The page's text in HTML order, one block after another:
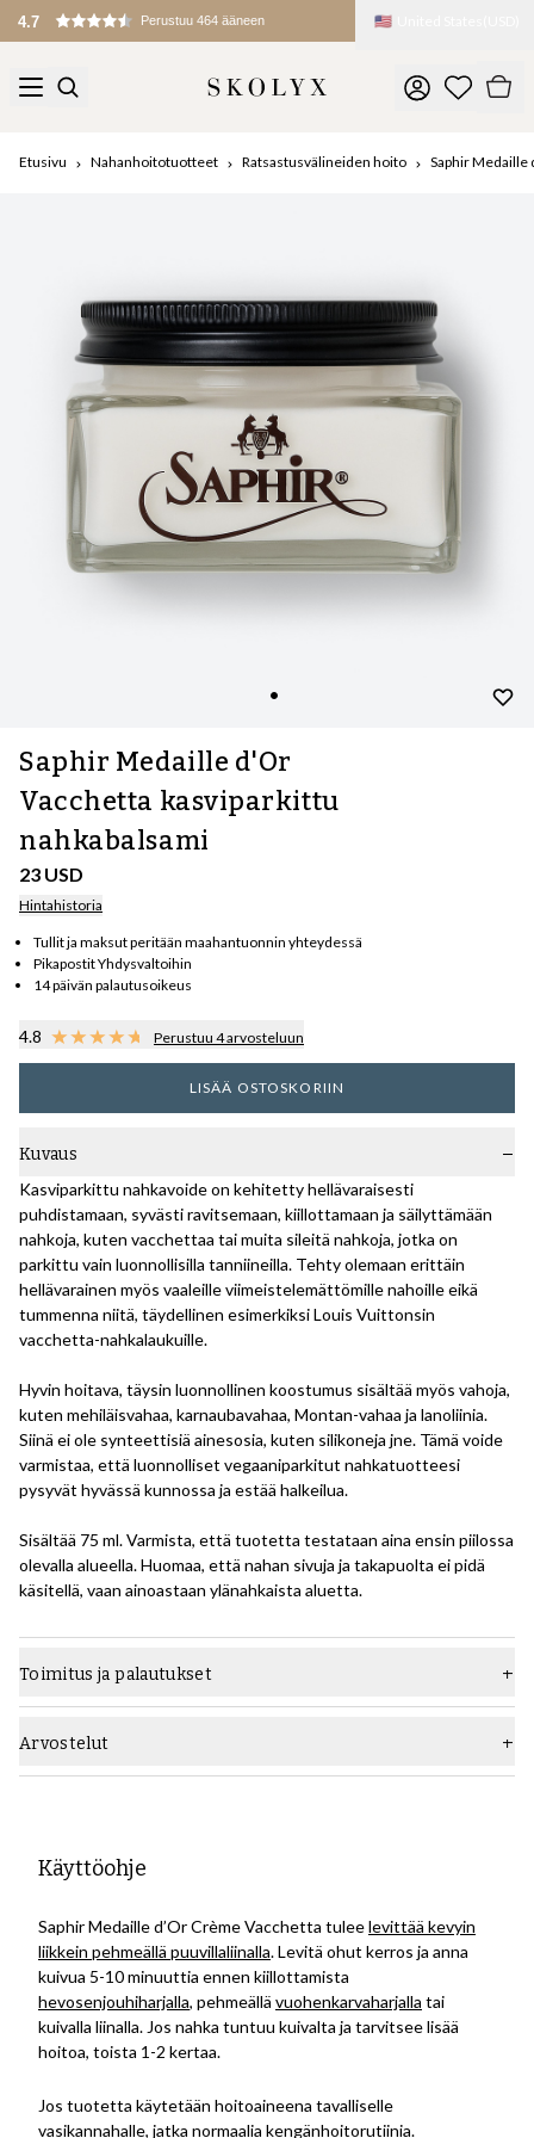
4.7 Perustuu 464 ääneen 🇺🇸
Etusivu Nahanhoitotuotteet Ratsastusvälineiden hoito Saphir Medaille
Saphir Medaille d'Or
Vacchetta kasviparkittu
nahkabalsami
23 USD
Hintahistoria
Tullit ja maksut peritään maahantuonnin yhteydessä
Pikapostit Yhdysvaltoihin
14 päivän palautusoikeus
4.8 Perustuu 4 arvosteluun
LISÄÄ OSTOSKORIIN
Kuvaus
Kasviparkittu nahkavoide on kehitetty hellävaraisesti
puhdistamaan, syvästi ravitsemaan, kiillottamaan ja säilyttämään
nahkoja, kuten vacchettaa tai muita sileitä nahkoja, jotka on
parkittu vain luonnollisilla tanniineilla. Tehty olemaan erittäin
hellävarainen myös vaaleille viimeistelemättömille nahoille eikä
tummenna niitä, täydellinen esimerkiksi Louis Vuittonsin
vacchetta-nahkalaukuille.
Hyvin hoitava, täysin luonnollinen koostumus sisältää myös vahoja,
kuten mehiläisvahaa, karnaubavahaa, Montan-vahaa ja lanoliinia.
Siinä ei ole synteettisiä ainesosia, kuten silikoneja jne. Tämä voide
varmistaa, että luonnolliset vegaaniparkitut nahkatuotteesi
pysyvät hyvässä kunnossa ja estää halkeilua.
Sisältää 75 ml. Varmista, että tuotetta testataan aina ensin piilossa
olevalla alueella. Huomaa, että nahan sivuja ja takapuolta ei pidä
käsitellä, vaan ainoastaan ylänahkaista aluetta.
Toimitus ja palautukset
Arvostelut
Käyttöohje
Saphir Medaille d’Or CrèmeVacchetta tuleelevittää kevyin
liikkein pehmeällä puuvillaliinalla. Levitä ohut kerros ja anna
kuivua 5-10 minuuttia ennen kiillottamista
hevosenjouhiharjalla, pehmeällä vuohenkarvaharjalla tai
kuivalla liinalla. Jos nahka tuntuu kuivalta ja tarvitsee lisää
hoitoa, toista 1-2 kertaa.
Jos tuotetta käytetään hoitoaineena tavalliselle
vasikannahalle, jatka normaalia kengänhoitorutiinia.